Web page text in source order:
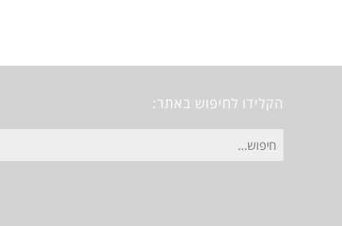
הקלידו לחיפוש באתר:
חיפוש
עבור: